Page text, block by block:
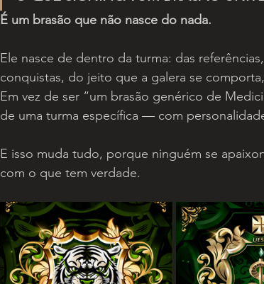
É um brasão que não nasce do nada.
Ele nasce de dentro da turma: das
conquistas, do jeito que a galera se
Em vez de ser “um brasão genérico de
de uma turma específica — com
E isso muda tudo, porque ninguém se
com o que tem verdade.